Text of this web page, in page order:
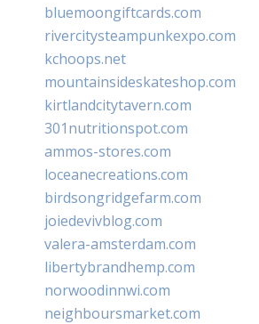
bluemoongiftcards.com
rivercitysteampunkexpo.com
kchoops.net
mountainsideskateshop.com
kirtlandcitytavern.com
301nutritionspot.com
ammos-stores.com
loceanecreations.com
birdsongridgefarm.com
joiedevivblog.com
valera-amsterdam.com
libertybrandhemp.com
norwoodinnwi.com
neighboursmarket.com